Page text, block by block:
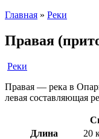
Главная » Реки
Правая
Реки
Правая — река в
левая составляющая
Длина
20